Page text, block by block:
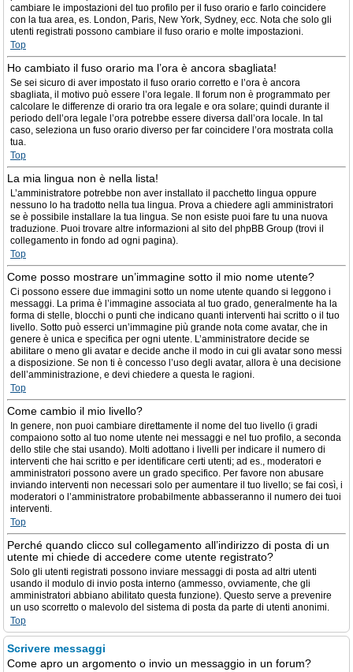
cambiare le impostazioni del tuo profilo per il fuso orario e farlo coincidere
con la tua area, es. London, Paris, New York, Sydney, ecc. Nota che solo gli
utenti registrati possono cambiare il fuso orario e molte impostazioni.
Top
Ho cambiato il fuso orario ma l’ora è ancora sbagliata!
Se sei sicuro di aver impostato il fuso orario corretto e l’ora è ancora
sbagliata, il motivo può essere l’ora legale. Il forum non è programmato per
calcolare le differenze di orario tra ora legale e ora solare; quindi durante il
periodo dell’ora legale l’ora potrebbe essere diversa dall’ora locale. In tal
caso, seleziona un fuso orario diverso per far coincidere l’ora mostrata colla
tua.
Top
La mia lingua non è nella lista!
L’amministratore potrebbe non aver installato il pacchetto lingua oppure
nessuno lo ha tradotto nella tua lingua. Prova a chiedere agli amministratori
se è possibile installare la tua lingua. Se non esiste puoi fare tu una nuova
traduzione. Puoi trovare altre informazioni al sito del phpBB Group (trovi il
collegamento in fondo ad ogni pagina).
Top
Come posso mostrare un’immagine sotto il mio nome utente?
Ci possono essere due immagini sotto un nome utente quando si leggono i
messaggi. La prima è l’immagine associata al tuo grado, generalmente ha la
forma di stelle, blocchi o punti che indicano quanti interventi hai scritto o il tuo
livello. Sotto può esserci un’immagine più grande nota come avatar, che in
genere è unica e specifica per ogni utente. L’amministratore decide se
abilitare o meno gli avatar e decide anche il modo in cui gli avatar sono messi
a disposizione. Se non ti è concesso l’uso degli avatar, allora è una decisione
dell’amministrazione, e devi chiedere a questa le ragioni.
Top
Come cambio il mio livello?
In genere, non puoi cambiare direttamente il nome del tuo livello (i gradi
compaiono sotto al tuo nome utente nei messaggi e nel tuo profilo, a seconda
dello stile che stai usando). Molti adottano i livelli per indicare il numero di
interventi che hai scritto e per identificare certi utenti; ad es., moderatori e
amministratori possono avere un grado specifico. Per favore non abusare
inviando interventi non necessari solo per aumentare il tuo livello; se fai così, i
moderatori o l’amministratore probabilmente abbasseranno il numero dei tuoi
interventi.
Top
Perché quando clicco sul collegamento all’indirizzo di posta di un
utente mi chiede di accedere come utente registrato?
Solo gli utenti registrati possono inviare messaggi di posta ad altri utenti
usando il modulo di invio posta interno (ammesso, ovviamente, che gli
amministratori abbiano abilitato questa funzione). Questo serve a prevenire
un uso scorretto o malevolo del sistema di posta da parte di utenti anonimi.
Top
Scrivere messaggi
Come apro un argomento o invio un messaggio in un forum?